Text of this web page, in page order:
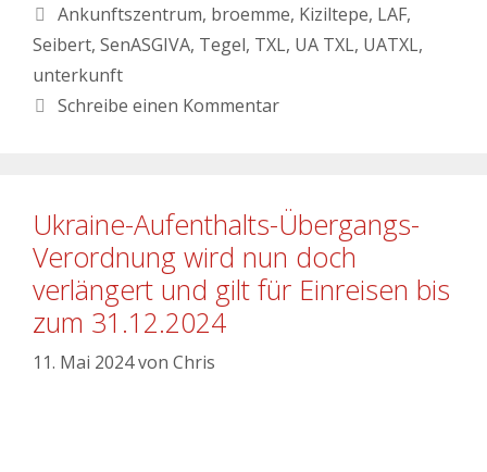
Ankunftszentrum, broemme, Kiziltepe, LAF,
Seibert, SenASGIVA, Tegel, TXL, UA TXL, UATXL,
unterkunft
Schreibe einen Kommentar
Ukraine-Aufenthalts-Übergangs-
Verordnung wird nun doch
verlängert und gilt für Einreisen bis
zum 31.12.2024
11. Mai 2024von Chris